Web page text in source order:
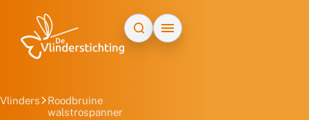
Vlinders
Roodbruine
walstrospanner